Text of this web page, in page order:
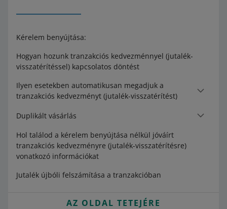
Kérelem benyújtása:
Hogyan hozunk tranzakciós kedvezménnyel (jutalék-
visszatérítéssel) kapcsolatos döntést
Ilyen esetekben automatikusan megadjuk a
tranzakciós kedvezményt (jutalék-visszatérítést)
Duplikált vásárlás
Hol találod a kérelem benyújtása nélkül jóváírt
tranzakciós kedvezményre (jutalék-visszatérítésre)
vonatkozó információkat
Jutalék újbóli felszámítása a tranzakcióban
AZ OLDAL TETEJÉRE